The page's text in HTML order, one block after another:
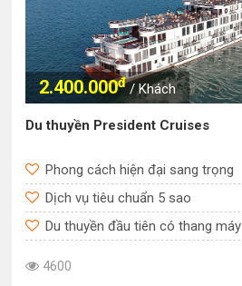
2.400.000đ/ Khách
Du thuyền President Cruises
Phong cách hiện đại sang trọng
Dịch vụ tiêu chuẩn 5 sao
Du thuyền đầu tiên có thang máy
4600